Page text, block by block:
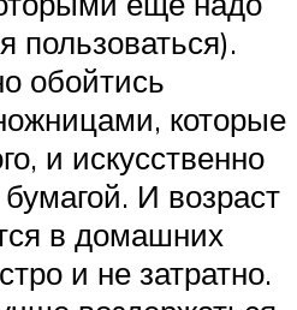
пользоваться).
обойтись
которые
и искусственно
И возраст
в домашних
и не затратно.